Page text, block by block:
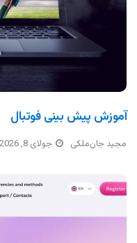
آموزش پیش بینی فوتبال
مجید جان‌ملکی جولای 8, 2026